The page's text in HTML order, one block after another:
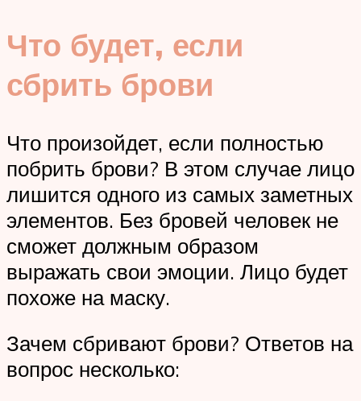
Что будет, если
сбрить брови
Что произойдет, если полностью
побрить брови? В этом случае лицо
лишится одного из самых заметных
элементов. Без бровей человек не
сможет должным образом
выражать свои эмоции. Лицо будет
похоже на маску.
Зачем сбривают брови? Ответов на
вопрос несколько: